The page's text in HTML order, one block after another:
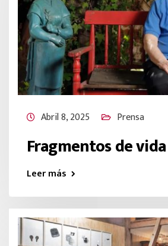
Abril 8, 2025 Prensa
Fragmentos de
Leer más